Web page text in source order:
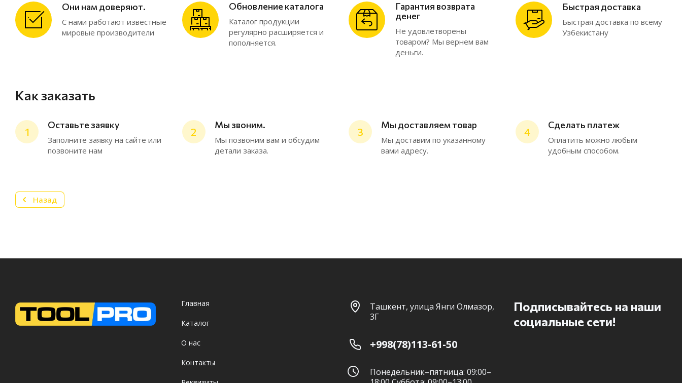
Они нам доверяют.
С нами работают известные
мировые производители
Обновление каталога
Каталог продукции
регулярно расширяется и
пополняется.
Гарантия возврата
денег
Не удовлетворены
товаром? Мы вернем вам
деньги.
Быстрая доставка
Быстрая доставка по всему
Узбекистану
Как заказать
1
Оставьте заявку
Заполните заявку на сайте или
позвоните нам
2
Мы звоним.
Мы позвоним вам и обсудим
детали заказа.
3
Мы доставляем товар
Мы доставим по указанному
вами адресу.
4
Сделать платеж
Оплатить можно любым
удобным способом.
Назад
Главная
Каталог
О нас
Контакты
Ташкент, улица Янги Олмазор,
3Г
+998(78)113-61-50
Понедельник–пятница: 09:00–
Подписывайтесь на наши
социальные сети!
ChatApp